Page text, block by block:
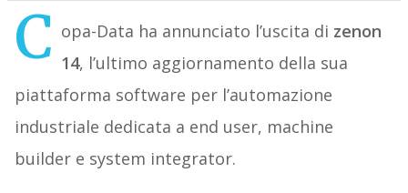
C opa-Data ha annunciato l’uscita di zenon
14, l’ultimo aggiornamento della sua
piattaforma software per l’automazione
industriale dedicata a end user, machine
builder e system integrator.